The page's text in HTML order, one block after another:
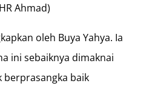
Ahmad)
oleh Buya Yahya. Ia
ini sebaiknya dimaknai
baik